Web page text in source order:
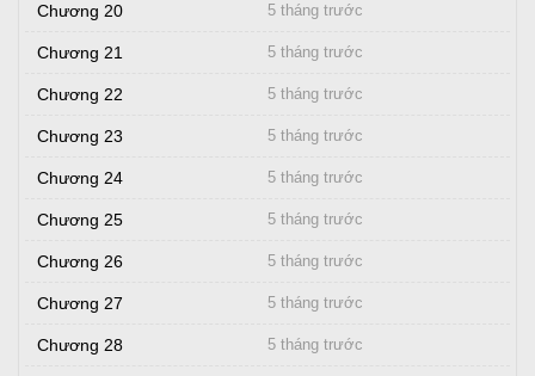
Chương 20 5 tháng trước
Chương 21 5 tháng trước
Chương 22 5 tháng trước
Chương 23 5 tháng trước
Chương 24 5 tháng trước
Chương 25 5 tháng trước
Chương 26 5 tháng trước
Chương 27 5 tháng trước
Chương 28 5 tháng trước